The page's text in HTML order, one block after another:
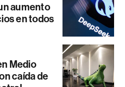
aumento
en todos
Medio
caída de